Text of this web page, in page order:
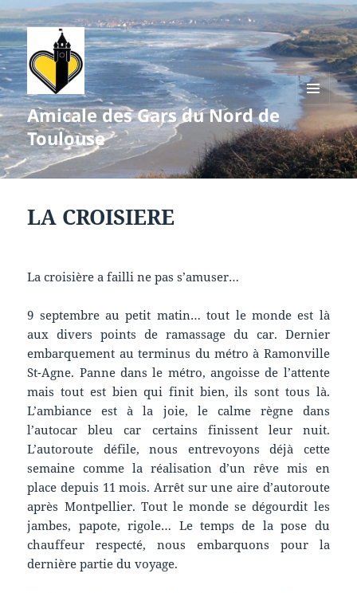
Amicale des Gars du Nord de
Toulouse
MENU
WIDGETS
LA CROISIERE
La croisière a failli ne pas s’amuser…
9 septembre au petit matin… tout le monde est là
aux divers points de ramassage du car. Dernier
embarquement au terminus du métro à Ramonville
St-Agne. Panne dans le métro, angoisse de l’attente
mais tout est bien qui finit bien, ils sont tous là.
L’ambiance est à la joie, le calme règne dans
l’autocar bleu car certains finissent leur nuit.
L’autoroute défile, nous entrevoyons déjà cette
semaine comme la réalisation d’un rêve mis en
place depuis 11 mois. Arrêt sur une aire d’autoroute
après Montpellier. Tout le monde se dégourdit les
jambes, papote, rigole… Le temps de la pose du
chauffeur respecté, nous embarquons pour la
dernière partie du voyage.